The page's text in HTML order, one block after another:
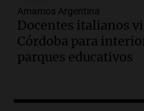
tras fuertes
Panorama Federal
Episodios
Audio.
economía
Amamos Argentina
Docentes italianos
Córdoba para
parques educativos